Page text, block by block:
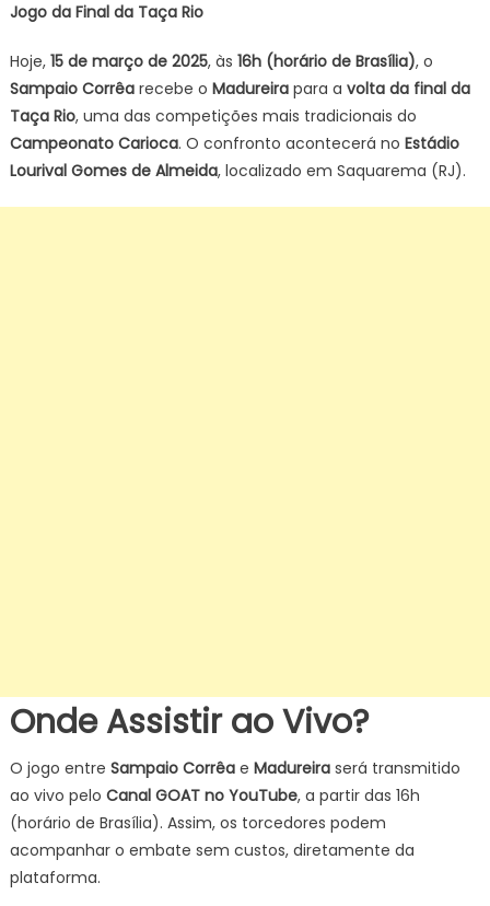
Jogo da Final da Taça Rio
Hoje, 15 de março de 2025, às 16h (horário de Brasília), o
Sampaio Corrêarecebe o Madureirapara a volta da final da
Taça Rio, uma das competições mais tradicionais do
Campeonato Carioca. O confronto acontecerá no Estádio
Lourival Gomes de Almeida, localizado em Saquarema (RJ).
Onde Assistir ao Vivo?
O jogo entre Sampaio Corrêae Madureiraserá transmitido
ao vivo pelo Canal GOAT no YouTube, a partir das 16h
(horário de Brasília). Assim, os torcedores podem
acompanhar o embate sem custos, diretamente da
plataforma.